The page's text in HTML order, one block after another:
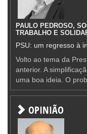
PAULO PEDROSO,
TRABALHO E
PSU: um regresso à
Volto ao tema da
anterior. A
uma boa ideia. O
OPINIÃO